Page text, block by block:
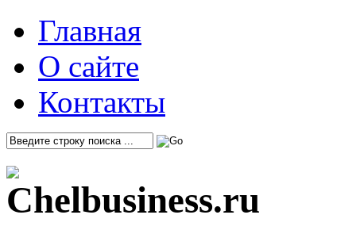
Главная
О сайте
Контакты